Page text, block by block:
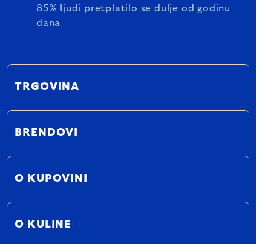
85% ljudi pretplatilo se dulje od godinu
dana
TRGOVINA
BRENDOVI
O KUPOVINI
O KULINE